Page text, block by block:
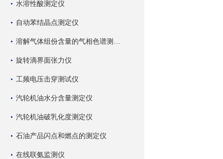
水溶性酸测定仪
自动苯结晶点测定仪
旋转滴界面张力仪
工频电压击穿测试仪
汽轮机油水分含量测定仪
汽轮机油破乳化度测定仪
石油产品闪点和燃点的测定仪
在线联氨监测仪